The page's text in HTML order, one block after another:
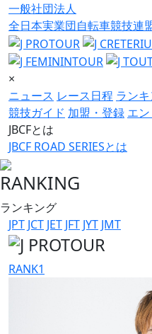
一般社団法人
全日本実業団自転車競技連
×
ニュース レース日程 ラン
競技ガイド 加盟・登録 エ
JBCFとは
JBCF ROAD SERIESとは
RANKING
ランキング
JPT JCT JET JFT JYT JMT
RANK1